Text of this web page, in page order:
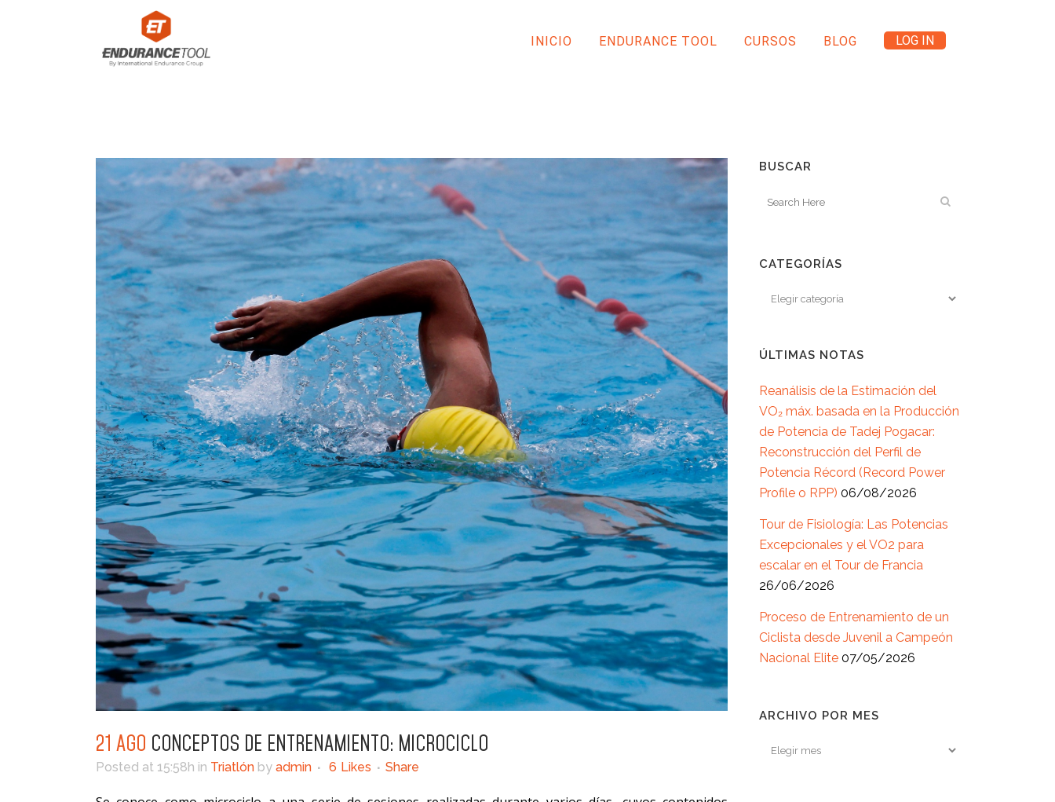
INICIO ENDURANCE TOOL CURSOS BLOG LOG IN
21 AGO CONCEPTOS DE ENTRENAMIENTO: MICROCICLO
Posted at 15:58h in Triatlón by admin 6 Likes Share
BUSCAR
CATEGORÍAS
ÚLTIMAS NOTAS
Reanálisis de la Estimación del
VO₂ máx. basada en la Producción
de Potencia de Tadej Pogacar:
Reconstrucción del Perfil de
Potencia Récord (Record Power
Profile o RPP) 06/08/2026
Tour de Fisiología: Las Potencias
Excepcionales y el VO2 para
escalar en el Tour de Francia
26/06/2026
Proceso de Entrenamiento de un
Ciclista desde Juvenil a Campeón
Nacional Elite 07/05/2026
ARCHIVO POR MES
Archivo